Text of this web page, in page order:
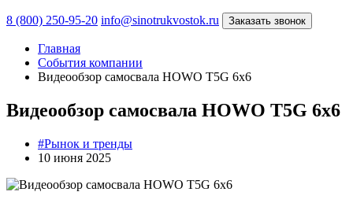
8 (800) 250-95-20 info@sinotrukvostok.ru Заказать звонок
Главная
События компании
Видеообзор самосвала HOWO T5G 6х6
Видеообзор самосвала HOWO T5G 6х6
#Рынок и тренды
10 июня 2025